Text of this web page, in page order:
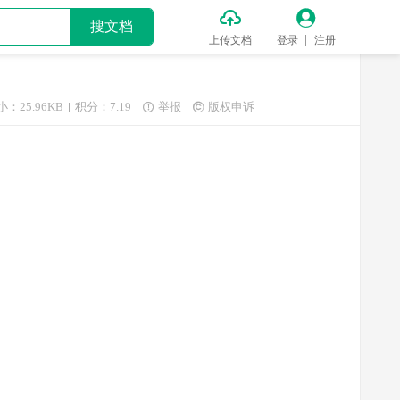
搜文档 
上传文档

登录 注册
：25.96KB 积分：7.19  举报  版权申诉